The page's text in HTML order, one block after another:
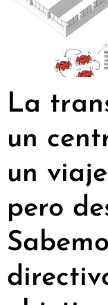
La
un
un
pero